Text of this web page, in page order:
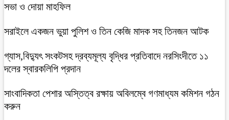
সভা ও দোয়া মাহফিল
সরাইলে একজন ভুয়া পুলিশ ও তিন কেজি মাদক সহ তিনজন আটক
গ্যাস,বিদ্যুৎ সংকটসহ দ্রব্যমূল্য বৃদ্ধির প্রতিবাদে নরসিংদীতে ১১
দলের স্বারকলিপি প্রদান
সাংবাদিকতা পেশার অস্তিত্ব রক্ষায় অবিলম্বে গণমাধ্যম কমিশন গঠন
করুন